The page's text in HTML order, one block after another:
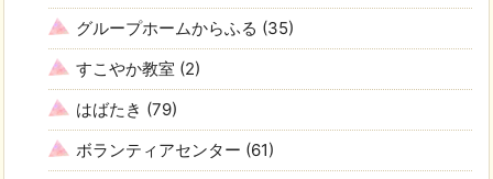
グループホームからふる (35)
すこやか教室 (2)
はばたき (79)
ボランティアセンター (61)